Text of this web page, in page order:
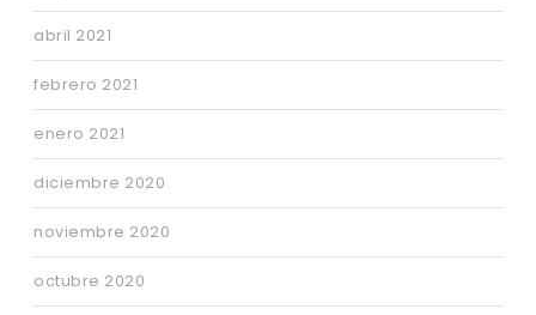
abril 2021
febrero 2021
enero 2021
diciembre 2020
noviembre 2020
octubre 2020